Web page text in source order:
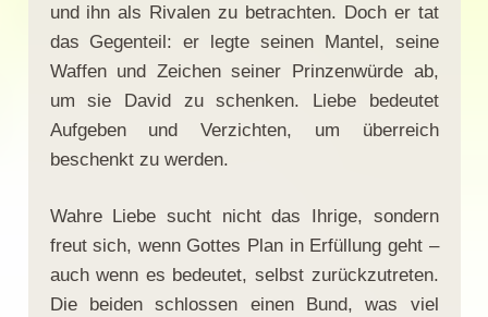
und ihn als Rivalen zu betrachten. Doch er tat
das Gegenteil: er legte seinen Mantel, seine
Waffen und Zeichen seiner Prinzenwürde ab,
um sie David zu schenken. Liebe bedeutet
Aufgeben und Verzichten, um überreich
beschenkt zu werden.
Wahre Liebe sucht nicht das Ihrige, sondern
freut sich, wenn Gottes Plan in Erfüllung geht –
auch wenn es bedeutet, selbst zurückzutreten.
Die beiden schlossen einen Bund, was viel